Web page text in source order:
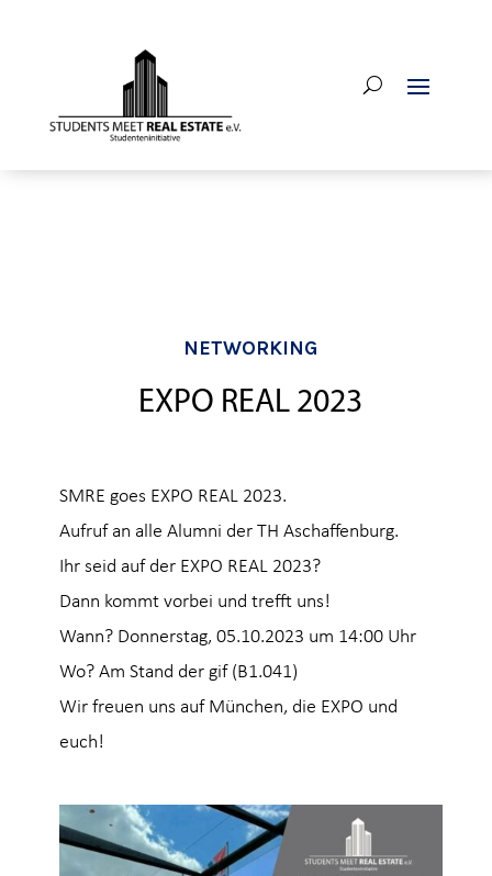
NETWORKING
EXPO REAL 2023
SMRE goes EXPO REAL 2023.
Aufruf an alle Alumni der TH Aschaffenburg.
Ihr seid auf der EXPO REAL 2023?
Dann kommt vorbei und trefft uns!
Wann? Donnerstag, 05.10.2023 um 14:00 Uhr
Wo? Am Stand der gif (B1.041)
Wir freuen uns auf München, die EXPO und
euch!